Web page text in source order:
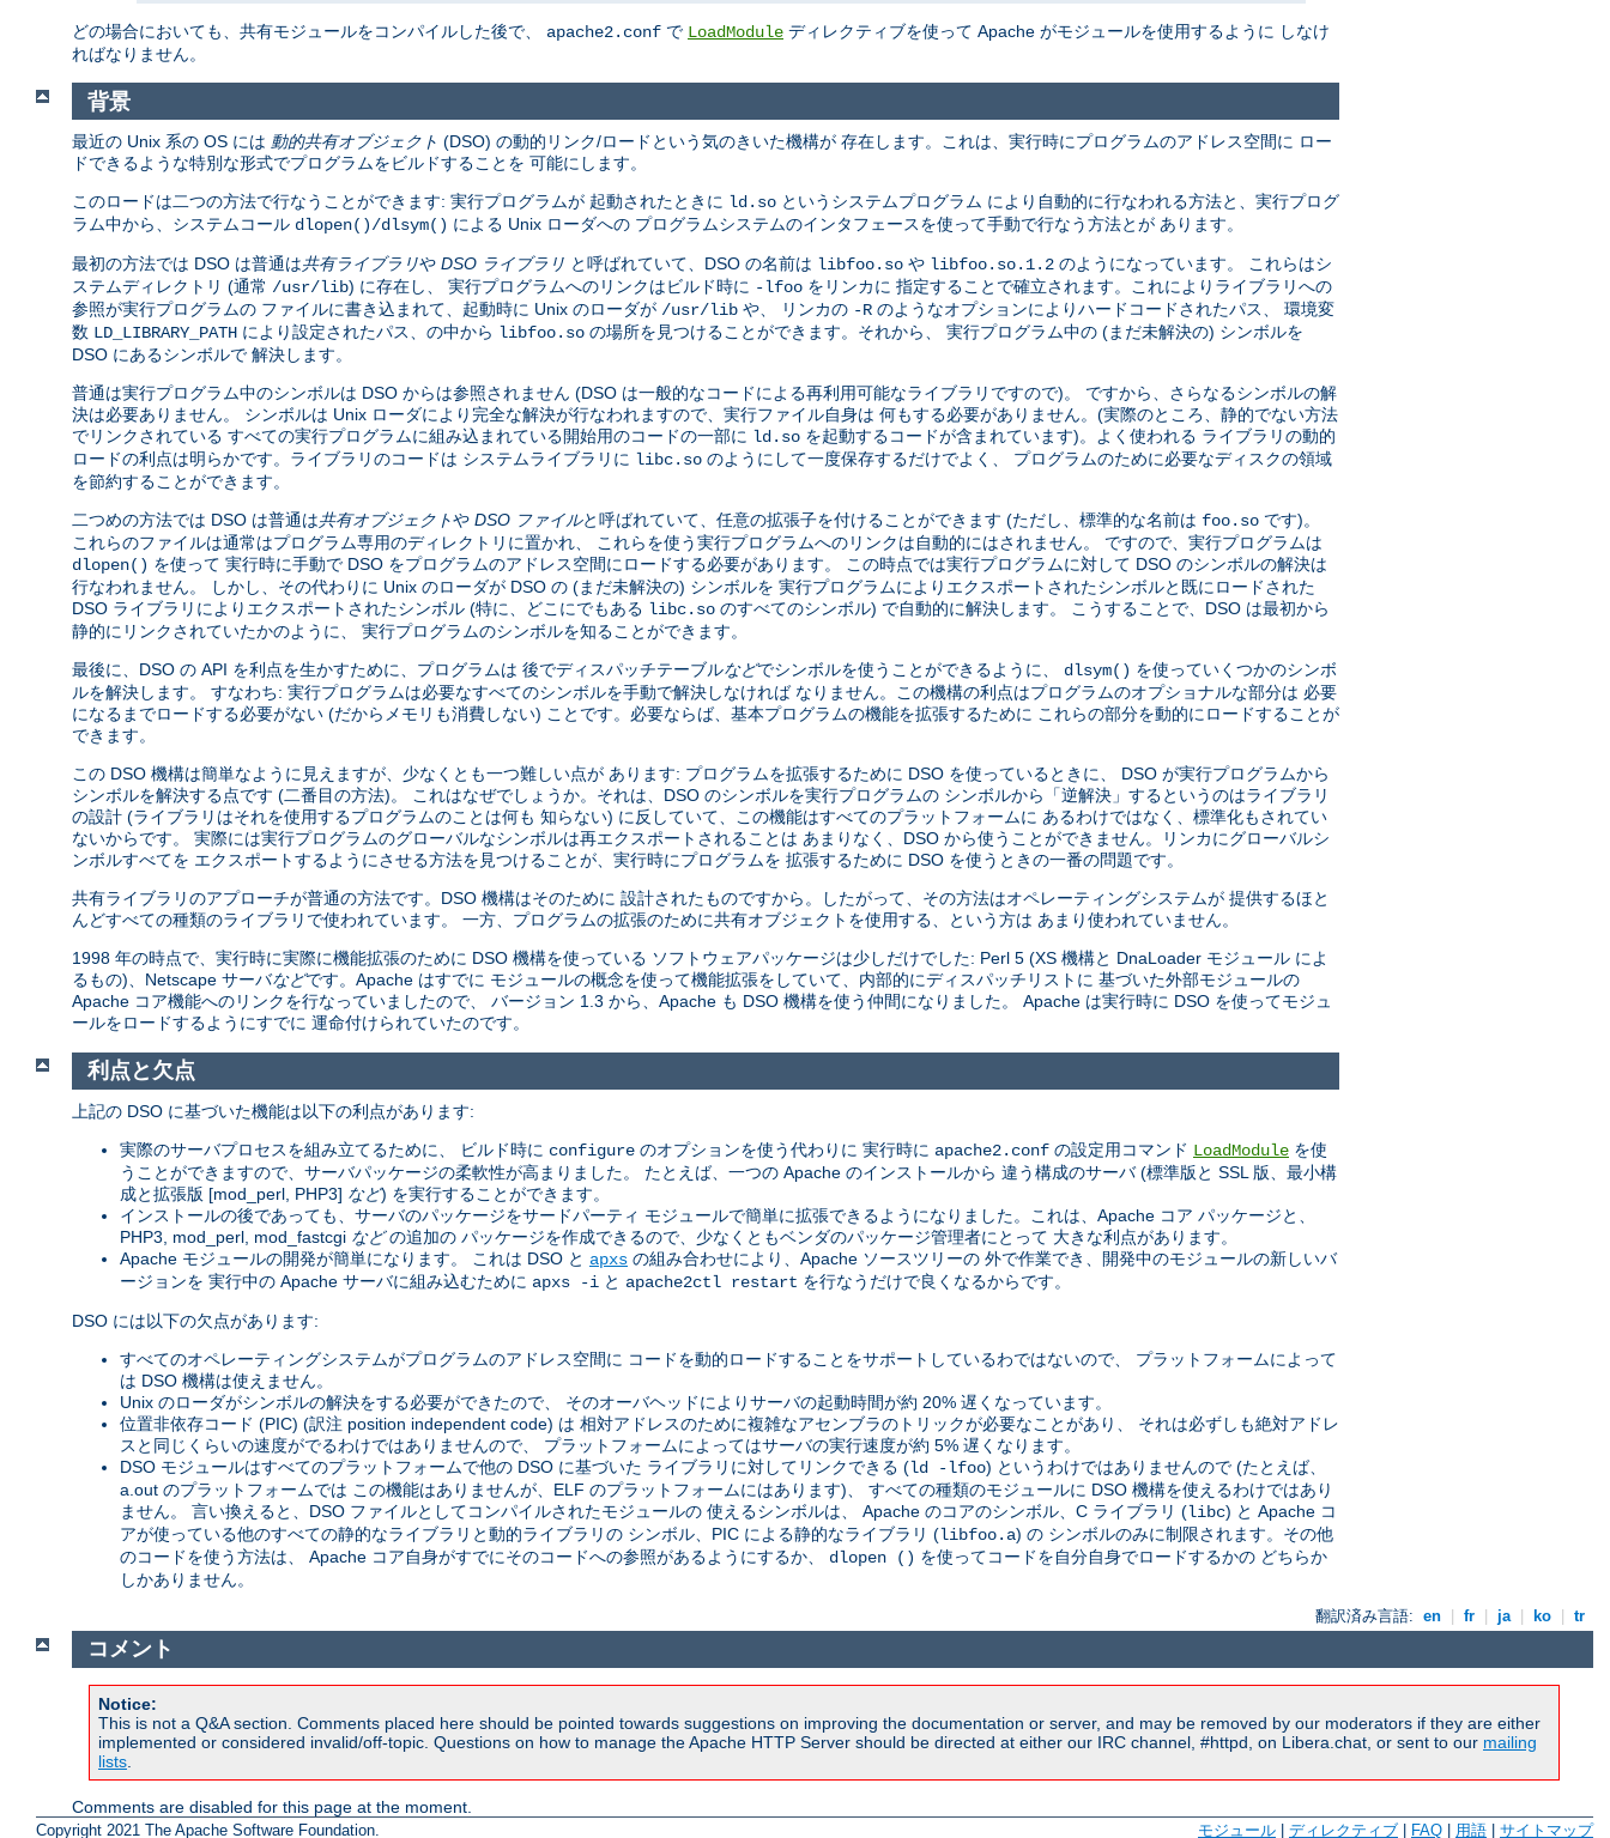
どの場合においても、共有モジュールをコンパイルした後で、 apache2.conf で LoadModule ディレクティブを使って Apache がモジュールを使用するように しなけ
ればなりません。
背景
最近の Unix 系の OS には 動的共有オブジェクト (DSO) の動的リンク/ロードという気のきいた機構が 存在します。これは、実行時にプログラムのアドレス空間に ロー
ドできるような特別な形式でプログラムをビルドすることを 可能にします。
このロードは二つの方法で行なうことができます: 実行プログラムが 起動されたときに ld.so というシステムプログラム により自動的に行なわれる方法と、実行プログ
ラム中から、システムコール dlopen()/dlsym() による Unix ローダへの プログラムシステムのインタフェースを使って手動で行なう方法とが あります。
最初の方法では DSO は普通は共有ライブラリや DSO ライブラリ と呼ばれていて、DSO の名前は libfoo.so や libfoo.so.1.2 のようになっています。 これらはシ
ステムディレクトリ (通常 /usr/lib) に存在し、 実行プログラムへのリンクはビルド時に -lfoo をリンカに 指定することで確立されます。これによりライブラリへの
参照が実行プログラムの ファイルに書き込まれて、起動時に Unix のローダが /usr/lib や、 リンカの -R のようなオプションによりハードコードされたパス、 環境変
数 LD_LIBRARY_PATH により設定されたパス、の中から libfoo.so の場所を見つけることができます。それから、 実行プログラム中の (まだ未解決の) シンボルを
DSO にあるシンボルで 解決します。
普通は実行プログラム中のシンボルは DSO からは参照されません (DSO は一般的なコードによる再利用可能なライブラリですので)。 ですから、さらなるシンボルの解
決は必要ありません。 シンボルは Unix ローダにより完全な解決が行なわれますので、実行ファイル自身は 何もする必要がありません。(実際のところ、静的でない方法
でリンクされている すべての実行プログラムに組み込まれている開始用のコードの一部に ld.so を起動するコードが含まれています)。よく使われる ライブラリの動的
ロードの利点は明らかです。ライブラリのコードは システムライブラリに libc.so のようにして一度保存するだけでよく、 プログラムのために必要なディスクの領域
を節約することができます。
二つめの方法では DSO は普通は共有オブジェクトや DSO ファイルと呼ばれていて、任意の拡張子を付けることができます (ただし、標準的な名前は foo.so です)。
これらのファイルは通常はプログラム専用のディレクトリに置かれ、 これらを使う実行プログラムへのリンクは自動的にはされません。 ですので、実行プログラムは
dlopen() を使って 実行時に手動で DSO をプログラムのアドレス空間にロードする必要があります。 この時点では実行プログラムに対して DSO のシンボルの解決は
行なわれません。 しかし、その代わりに Unix のローダが DSO の (まだ未解決の) シンボルを 実行プログラムによりエクスポートされたシンボルと既にロードされた
DSO ライブラリによりエクスポートされたシンボル (特に、どこにでもある libc.so のすべてのシンボル) で自動的に解決します。 こうすることで、DSO は最初から
静的にリンクされていたかのように、 実行プログラムのシンボルを知ることができます。
最後に、DSO の API を利点を生かすために、プログラムは 後でディスパッチテーブルなどでシンボルを使うことができるように、 dlsym() を使っていくつかのシンボ
ルを解決します。 すなわち: 実行プログラムは必要なすべてのシンボルを手動で解決しなければ なりません。この機構の利点はプログラムのオプショナルな部分は 必要
になるまでロードする必要がない (だからメモリも消費しない) ことです。必要ならば、基本プログラムの機能を拡張するために これらの部分を動的にロードすることが
できます。
この DSO 機構は簡単なように見えますが、少なくとも一つ難しい点が あります: プログラムを拡張するために DSO を使っているときに、 DSO が実行プログラムから
シンボルを解決する点です (二番目の方法)。 これはなぜでしょうか。それは、DSO のシンボルを実行プログラムの シンボルから「逆解決」するというのはライブラリ
の設計 (ライブラリはそれを使用するプログラムのことは何も 知らない) に反していて、この機能はすべてのプラットフォームに あるわけではなく、標準化もされてい
ないからです。 実際には実行プログラムのグローバルなシンボルは再エクスポートされることは あまりなく、DSO から使うことができません。リンカにグローバルシ
ンボルすべてを エクスポートするようにさせる方法を見つけることが、実行時にプログラムを 拡張するために DSO を使うときの一番の問題です。
共有ライブラリのアプローチが普通の方法です。DSO 機構はそのために 設計されたものですから。したがって、その方法はオペレーティングシステムが 提供するほと
んどすべての種類のライブラリで使われています。 一方、プログラムの拡張のために共有オブジェクトを使用する、という方は あまり使われていません。
1998 年の時点で、実行時に実際に機能拡張のために DSO 機構を使っている ソフトウェアパッケージは少しだけでした: Perl 5 (XS 機構と DnaLoader モジュール によ
るもの)、Netscape サーバなどです。Apache はすでに モジュールの概念を使って機能拡張をしていて、内部的にディスパッチリストに 基づいた外部モジュールの
Apache コア機能へのリンクを行なっていましたので、 バージョン 1.3 から、Apache も DSO 機構を使う仲間になりました。 Apache は実行時に DSO を使ってモジュ
ールをロードするようにすでに 運命付けられていたのです。
利点と欠点
上記の DSO に基づいた機能は以下の利点があります:
実際のサーバプロセスを組み立てるために、 ビルド時に configure のオプションを使う代わりに 実行時に apache2.conf の設定用コマンド LoadModule を使
うことができますので、サーバパッケージの柔軟性が高まりました。 たとえば、一つの Apache のインストールから 違う構成のサーバ (標準版と SSL 版、最小構
成と拡張版 [mod_perl, PHP3] など) を実行することができます。
インストールの後であっても、サーバのパッケージをサードパーティ モジュールで簡単に拡張できるようになりました。これは、Apache コア パッケージと、
PHP3, mod_perl, mod_fastcgi などの追加の パッケージを作成できるので、少なくともベンダのパッケージ管理者にとって 大きな利点があります。
Apache モジュールの開発が簡単になります。 これは DSO と apxs の組み合わせにより、Apache ソースツリーの 外で作業でき、開発中のモジュールの新しいバ
ージョンを 実行中の Apache サーバに組み込むために apxs -i と apache2ctl restart を行なうだけで良くなるからです。
DSO には以下の欠点があります:
すべてのオペレーティングシステムがプログラムのアドレス空間に コードを動的ロードすることをサポートしているわではないので、 プラットフォームによって
は DSO 機構は使えません。
Unix のローダがシンボルの解決をする必要ができたので、 そのオーバヘッドによりサーバの起動時間が約 20% 遅くなっています。
位置非依存コード (PIC) (訳注 position independent code) は 相対アドレスのために複雑なアセンブラのトリックが必要なことがあり、 それは必ずしも絶対アドレ
スと同じくらいの速度がでるわけではありませんので、 プラットフォームによってはサーバの実行速度が約 5% 遅くなります。
DSO モジュールはすべてのプラットフォームで他の DSO に基づいた ライブラリに対してリンクできる (ld -lfoo) というわけではありませんので (たとえば、
a.out のプラットフォームでは この機能はありませんが、ELF のプラットフォームにはあります)、 すべての種類のモジュールに DSO 機構を使えるわけではあり
ません。 言い換えると、DSO ファイルとしてコンパイルされたモジュールの 使えるシンボルは、 Apache のコアのシンボル、C ライブラリ (libc) と Apache コ
アが使っている他のすべての静的なライブラリと動的ライブラリの シンボル、PIC による静的なライブラリ (libfoo.a) の シンボルのみに制限されます。その他
のコードを使う方法は、 Apache コア自身がすでにそのコードへの参照があるようにするか、 dlopen () を使ってコードを自分自身でロードするかの どちらか
しかありません。
翻訳済み言語: en fr ja ko tr
コメント
Notice:
This is not a Q&A section. Comments placed here should be pointed towards suggestions on improving the documentation or server, and may be removed by our moderators if they are either
implemented or considered invalid/off-topic. Questions on how to manage the Apache HTTP Server should be directed at either our IRC channel, #httpd, on Libera.chat, or sent to our mailing
lists
Comments are disabled for this page at the moment.
Copyright 2021 The Apache Software Foundation. モジュール | ディレクティブ | FAQ | 用語 | サイトマップ